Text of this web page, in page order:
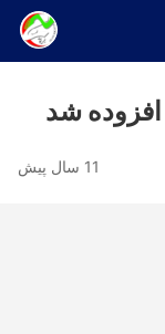
افزوده شد
11 سال پیش